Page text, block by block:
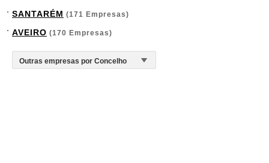
SANTARÉM (171 Empresas)
AVEIRO (170 Empresas)